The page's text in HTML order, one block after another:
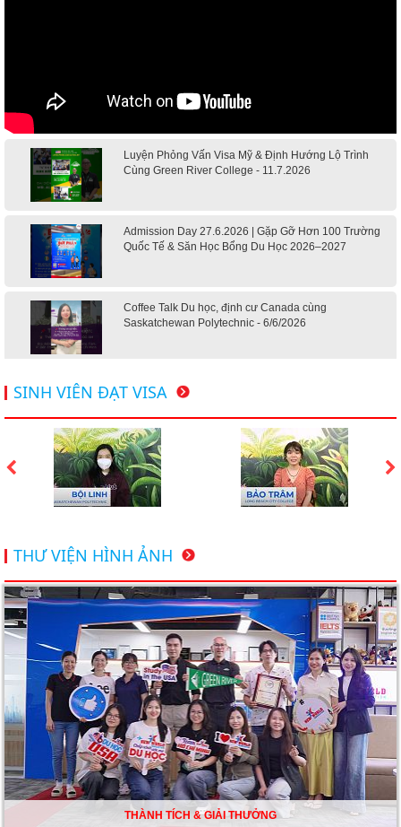
Luyện Phỏng Vấn Visa Mỹ & Định Hướng Lộ Trình
Cùng Green River College - 11.7.2026
Admission Day 27.6.2026 | Gặp Gỡ Hơn 100 Trường
Quốc Tế & Săn Học Bổng Du Học 2026–2027
Coffee Talk Du học, định cư Canada cùng
Saskatchewan Polytechnic - 6/6/2026
Hội thảo du học Mỹ 18.4.2026 - Đại học Mỹ học phí
dưới 20k/ năm
Du học Mỹ 2026 - Lấy bằng cử nhân lúc 20 tuổi cùng
chương trình High School Completion, Washington
bạn khám phá
Du học Mỹ năm 2026: Cơ hội học tập và trải nghiệm tại
nền giáo dục hàng đầu
TƯ VẤN DU HỌC TOÀN DIỆN – BƯỚC ĐỆM VỮNG
CHẮC TỪ NEW WORLD EDUCATION
DU HỌC ÚC DẦN TRỞ THÀNH LỰA CHỌN HÀNG
ĐẦU CỦA DU HỌC SINH NĂM 2026 – VÀ TẤT CẢ
ĐỀU CÓ LÝ DO!!
SINH VIÊN ĐẠT VISA
THƯ VIỆN HÌNH ẢNH
THÀNH TÍCH & GIẢI THƯỞNG